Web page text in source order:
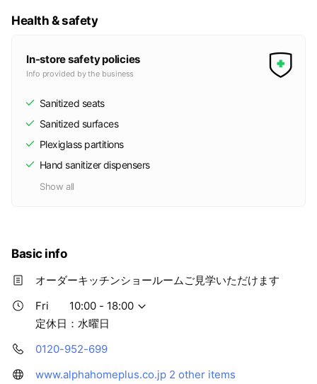
Health & safety
In-store safety policies
Info provided by the business
Sanitized seats
Sanitized surfaces
Plexiglass partitions
Hand sanitizer dispensers
Show all
Basic info
オーダーキッチンショールームご見学いただけます
Fri
10:00 - 18:00
定休日：水曜日
0120-952-699
www.alphahomeplus.co.jp 2 other items